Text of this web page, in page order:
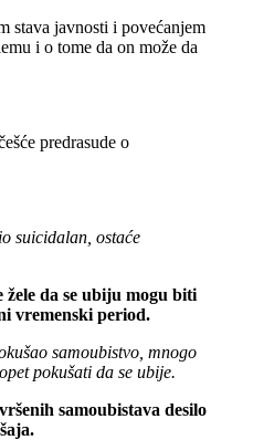
stava javnosti i povećanjem
i o tome da on može da
predrasude o
suicidalan, ostaće
da se ubiju mogu biti
vremenski period.
samoubistvo, mnogo
pokušati da se ubije.
samoubistava desilo